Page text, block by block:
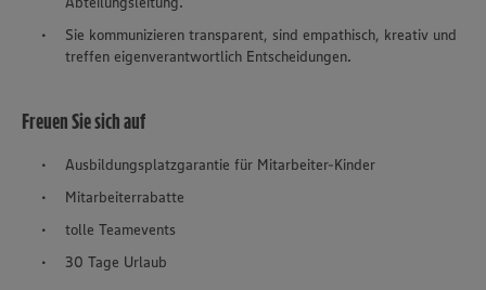
Sie kommunizieren transparent, sind empathisch, kreativ und
treffen eigenverantwortlich Entscheidungen.
Freuen Sie sich auf
Ausbildungsplatzgarantie für Mitarbeiter-Kinder
Mitarbeiterrabatte
tolle Teamevents
30 Tage Urlaub